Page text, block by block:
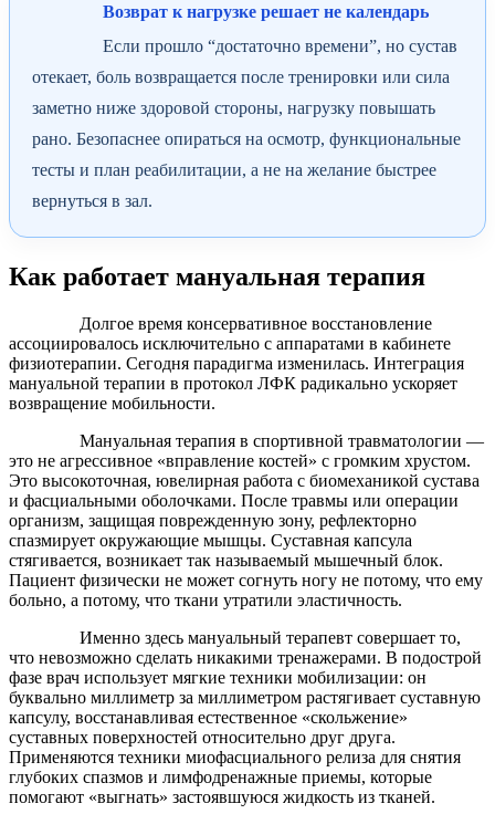
Возврат к нагрузке решает не календарь
Если прошло “достаточно времени”, но сустав
отекает, боль возвращается после тренировки или сила
заметно ниже здоровой стороны, нагрузку повышать
рано. Безопаснее опираться на осмотр, функциональные
тесты и план реабилитации, а не на желание быстрее
вернуться в зал.
Как работает мануальная терапия
Долгое время консервативное восстановление
ассоциировалось исключительно с аппаратами в кабинете
физиотерапии. Сегодня парадигма изменилась. Интеграция
мануальной терапии в протокол ЛФК радикально ускоряет
возвращение мобильности.
Мануальная терапия в спортивной травматологии —
это не агрессивное «вправление костей» с громким хрустом.
Это высокоточная, ювелирная работа с биомеханикой сустава
и фасциальными оболочками. После травмы или операции
организм, защищая поврежденную зону, рефлекторно
спазмирует окружающие мышцы. Суставная капсула
стягивается, возникает так называемый мышечный блок.
Пациент физически не может согнуть ногу не потому, что ему
больно, а потому, что ткани утратили эластичность.
Именно здесь мануальный терапевт совершает то,
что невозможно сделать никакими тренажерами. В подострой
фазе врач использует мягкие техники мобилизации: он
буквально миллиметр за миллиметром растягивает суставную
капсулу, восстанавливая естественное «скольжение»
суставных поверхностей относительно друг друга.
Применяются техники миофасциального релиза для снятия
глубоких спазмов и лимфодренажные приемы, которые
помогают «выгнать» застоявшуюся жидкость из тканей.